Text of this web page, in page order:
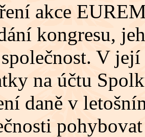
akce
kongresu,
společnost. V
na účtu
daně v